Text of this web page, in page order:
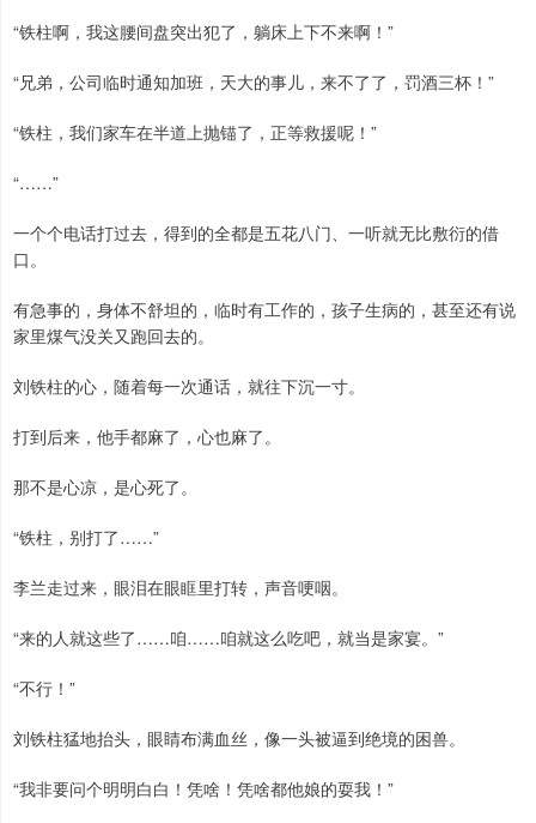
“铁柱啊，我这腰间盘突出犯了，躺床上下不来啊！”
“兄弟，公司临时通知加班，天大的事儿，来不了了，罚酒三杯！”
“铁柱，我们家车在半道上抛锚了，正等救援呢！”
“……”
一个个电话打过去，得到的全都是五花八门、一听就无比敷衍的借
口。
有急事的，身体不舒坦的，临时有工作的，孩子生病的，甚至还有说
家里煤气没关又跑回去的。
刘铁柱的心，随着每一次通话，就往下沉一寸。
打到后来，他手都麻了，心也麻了。
那不是心凉，是心死了。
“铁柱，别打了……”
李兰走过来，眼泪在眼眶里打转，声音哽咽。
“来的人就这些了……咱……咱就这么吃吧，就当是家宴。”
“不行！”
刘铁柱猛地抬头，眼睛布满血丝，像一头被逼到绝境的困兽。
“我非要问个明明白白！凭啥！凭啥都他娘的耍我！”